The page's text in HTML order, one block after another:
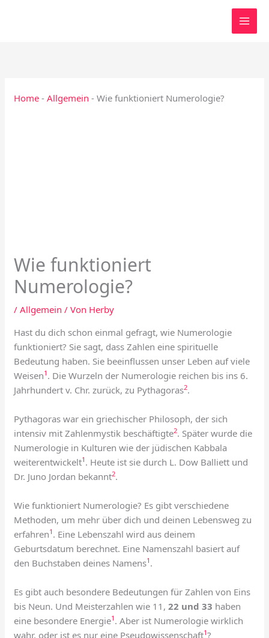
Home -Allgemein -Wie funktioniert Numerologie?
Wie funktioniert
Numerologie?
/Allgemein / Von Herby
Hast du dich schon einmal gefragt, wie Numerologie
funktioniert? Sie sagt, dass Zahlen eine spirituelle
Bedeutung haben. Sie beeinflussen unser Leben auf viele
Weisen1 . Die Wurzeln der Numerologie reichen bis ins 6.
Jahrhundert v. Chr. zurück, zu Pythagoras2.
Pythagoras war ein griechischer Philosoph, der sich
intensiv mit Zahlenmystik beschäftigte2. Später wurde die
Numerologie in Kulturen wie der jüdischen Kabbala
weiterentwickelt1 . Heute ist sie durch L. Dow Balliett und
Dr. Juno Jordan bekannt2.
Wie funktioniert Numerologie? Es gibt verschiedene
Methoden, um mehr über dich und deinen Lebensweg zu
erfahren1 . Eine Lebenszahl wird aus deinem
Geburtsdatum berechnet. Eine Namenszahl basiert auf
den Buchstaben deines Namens1 .
Es gibt auch besondere Bedeutungen für Zahlen von Eins
bis Neun. Und Meisterzahlen wie 11,22 und 33 haben
eine besondere Energie1 . Aber ist Numerologie wirklich
wahr, oder ist es nur eine Pseudowissenschaft1?